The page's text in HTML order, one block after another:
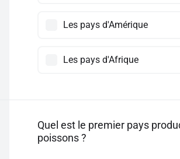
Les pays d'Amérique
Les pays d'Afrique
Quel est le premier pays
poissons ?